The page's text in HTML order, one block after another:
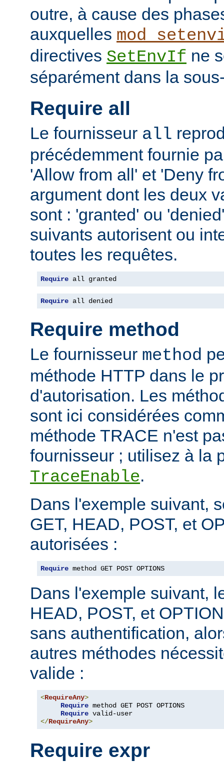
outre, à cause des
auxquelles
directives SetEnvIf ne
séparément dans la
Require all
Le fournisseur all
précédemment fournie
'Allow from all' et 'Deny
argument dont les deux
sont : 'granted' ou
suivants autorisent ou
toutes les requêtes.
Require all granted
Require all denied
Require method
Le fournisseur method
méthode HTTP dans le
d'autorisation. Les
sont ici considérées
méthode TRACE n'est
fournisseur ; utilisez à la
TraceEnable.
Dans l'exemple suivant,
GET, HEAD, POST, et
autorisées :
Require method GET POST OPTIONS
Dans l'exemple suivant,
HEAD, POST, et
sans authentification,
autres méthodes
valide :
<RequireAny>
Require method GET POST OPTIONS
Require
</RequireAny>
Require expr